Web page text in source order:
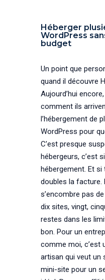
Héberger
WordPress
budget
Un point que
quand il découvre
Aujourd’hui
comment ils
l’hébergement de
WordPress pour
C’est presque
hébergeurs, c’est
hébergement. Et si
doubles la facture.
s’encombre pas
dix sites, vingt,
restes dans les
bon. Pour un
comme moi, c’est
artisan qui veut un
mini-site pour un